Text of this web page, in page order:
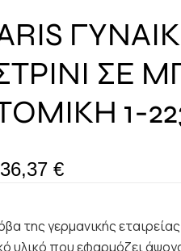
ΣΕ
1-
36,37 €
της γερμανικής
υλικό που εφαρμόζει